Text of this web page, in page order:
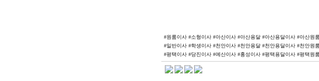
#원룸이사 #소형이사 #아산이사 #아산용달 #아산용달이사 #아산원
#일반이사 #학생이사 #천안이사 #천안용달 #천안용달이사 #천안원
#평택이사 #당진이사 #예산이사 #홍성이사 #평택용달이사 #평택원